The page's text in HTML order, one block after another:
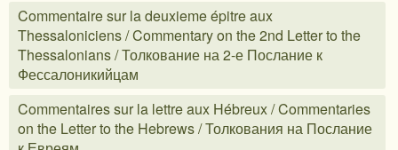
Commentaire sur la deuxieme épitre aux
Thessaloniciens / Commentary on the 2nd Letter to the
Thessalonians / Толкование на 2-е Послание к
Фессалоникийцам
Commentaires sur la lettre aux Hébreux / Commentaries
on the Letter to the Hebrews / Толкования на Послание